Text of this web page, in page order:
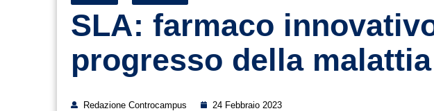
SLA: farmaco
progresso della malattia
Redazione Controcampus 24 Febbraio 2023